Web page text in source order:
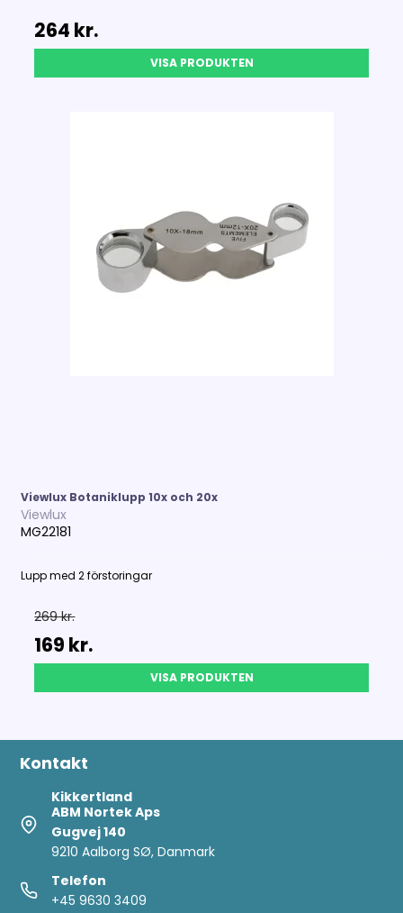
264 kr.
VISA PRODUKTEN
Viewlux Botaniklupp 10x och 20x
Viewlux
MG22181
Lupp med 2 förstoringar
269 kr.
169 kr.
VISA PRODUKTEN
Kontakt
Kikkertland
ABM Nortek Aps
Gugvej 140
9210 Aalborg SØ, Danmark
Telefon
+45 9630 3409